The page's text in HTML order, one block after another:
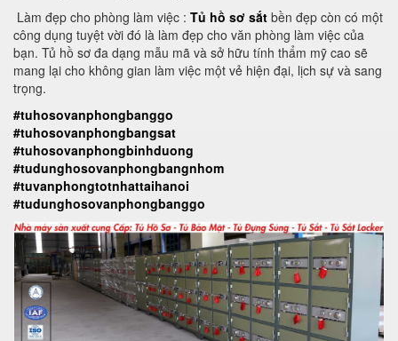
Làm đẹp cho phòng làm việc : Tủ hồ sơ sắt bền đẹp còn có một
công dụng tuyệt vời đó là làm đẹp cho văn phòng làm việc của
bạn. Tủ hồ sơ đa dạng mẫu mã và sở hữu tính thẩm mỹ cao sẽ
mang lại cho không gian làm việc một vẻ hiện đại, lịch sự và sang
trọng.
#tuhosovanphongbanggo
#tuhosovanphongbangsat
#tuhosovanphongbinhduong
#tudunghosovanphongbangnhom
#tuvanphongtotnhattaihanoi
#tudunghosovanphongbanggo